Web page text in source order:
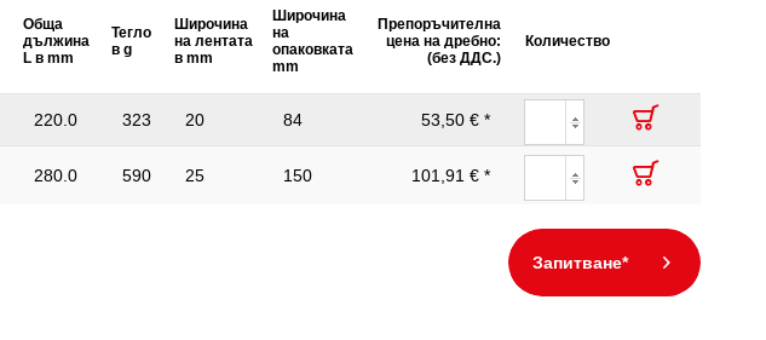
Обща
дължина
L в mm
Тегло
в g
Широчина
на лентата
в mm
Широчина
на
опаковката
mm
Препоръчителна
цена на дребно:
(без ДДС.)
Количество
220.0 323 20 84 53,50 € *
280.0 590 25 150 101,91 € *
Запитване*